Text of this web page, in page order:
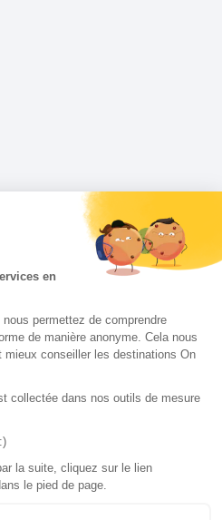
en
permettez de comprendre
de manière anonyme. Cela nous
conseiller les destinations On
collectée dans nos outils de mesure
la suite, cliquez sur le lien
le pied de page.